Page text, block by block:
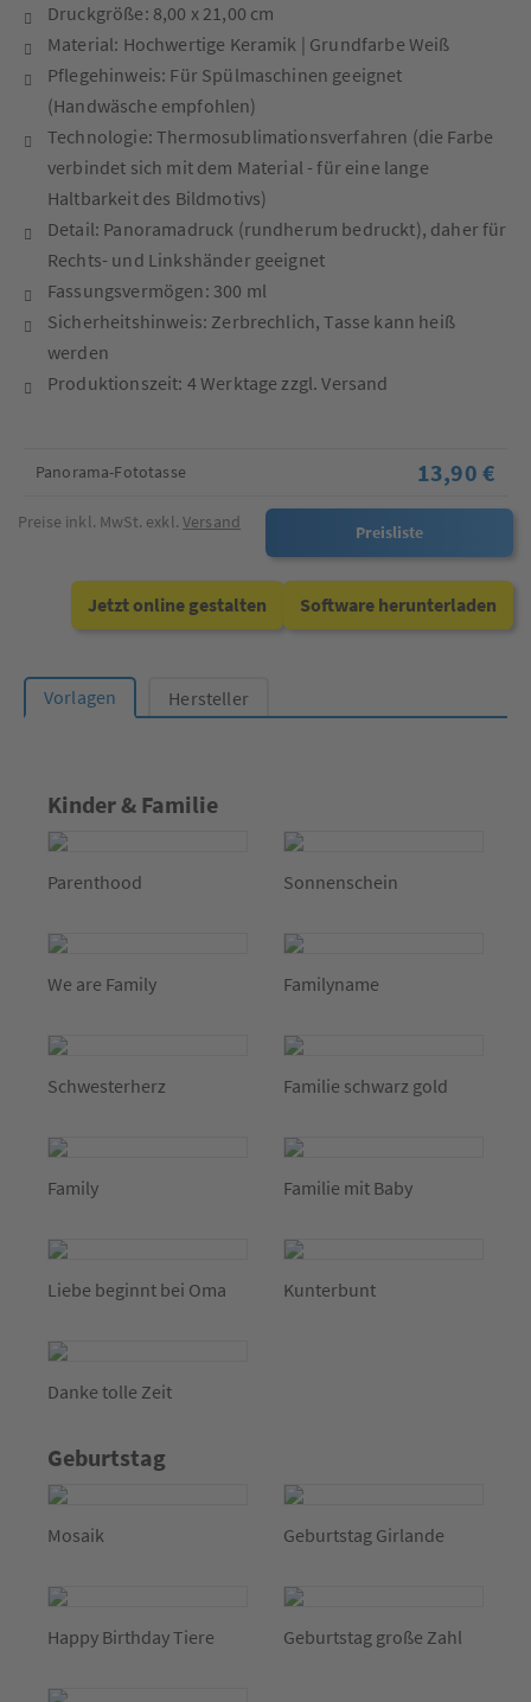
Druckgröße: 8,00 x 21,00 cm
Material: Hochwertige Keramik | Grundfarbe Weiß
Pflegehinweis: Für Spülmaschinen geeignet
(Handwäsche empfohlen)
Technologie: Thermosublimationsverfahren (die Farbe
verbindet sich mit dem Material - für eine lange
Haltbarkeit des Bildmotivs)
Detail: Panoramadruck (rundherum bedruckt), daher für
Rechts- und Linkshänder geeignet
Fassungsvermögen: 300 ml
Sicherheitshinweis: Zerbrechlich, Tasse kann heiß
werden
Produktionszeit: 4 Werktage zzgl. Versand
Panorama-Fototasse 13,90 €
Preisliste
Preise inkl. MwSt. exkl.Versand
Jetzt online gestalten Software herunterladen
Vorlagen Hersteller
Kinder & Familie
Parenthood Sonnenschein
We are Family Familyname
Schwesterherz Familie schwarz gold
Family Familie mit Baby
Liebe beginnt bei Oma Kunterbunt
Danke tolle Zeit
Geburtstag
Mosaik Geburtstag Girlande
Happy Birthday Tiere Geburtstag große Zahl